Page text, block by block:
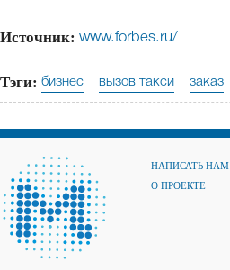
Источник: www.forbes.ru/
Тэги: бизнес вызов такси заказ
НАПИСАТЬ НАМ
О ПРОЕКТЕ